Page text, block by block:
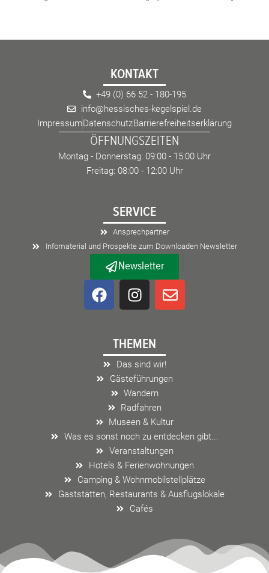
KONTAKT
+49 (0) 66 52 - 180-195
info@hessisches-kegelspiel.de
ImpressumDatenschutzBarrierefreiheitserklärung
ÖFFNUNGSZEITEN
Montag - Donnerstag: 09:00 - 15:00 Uhr
Freitag: 08:00 - 12:00 Uhr
SERVICE
Ansprechpartner
Infomaterial und Prospekte zum Downloaden Newsletter
Newsletter
F
a
o
o
I
n
a
g
r
a
m
E
n
p
THEMEN
Das sind wir!
Gästeführungen
Wandern
Radfahren
Museen & Kultur
Was es sonst noch zu entdecken gibt...
Veranstaltungen
Hotels & Ferienwohnungen
Camping & Wohnmobilstellplätze
Gaststätten, Restaurants & Ausflugslokale
Cafés